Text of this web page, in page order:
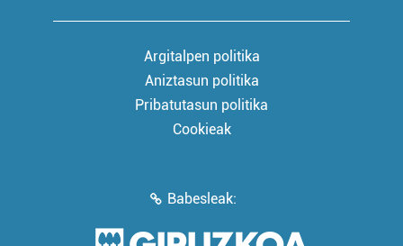
Argitalpen politika
Aniztasun politika
Pribatutasun politika
Cookieak
Babesleak: